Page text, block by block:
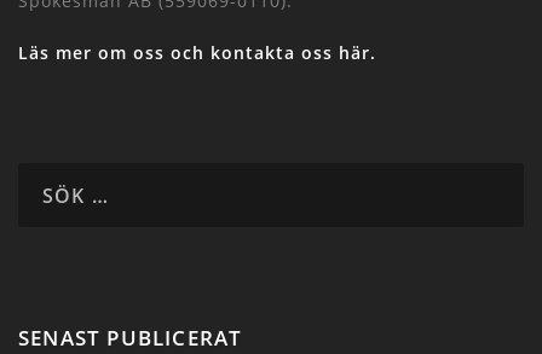
Läs mer om oss och kontakta oss här.
SENAST PUBLICERAT